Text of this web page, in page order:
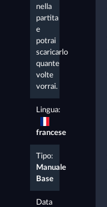
nella
partita
e
potrai
scaricarlo
quante
volte
vorrai.
Lingua:
francese
Tipo:
Manuale
Base
Data